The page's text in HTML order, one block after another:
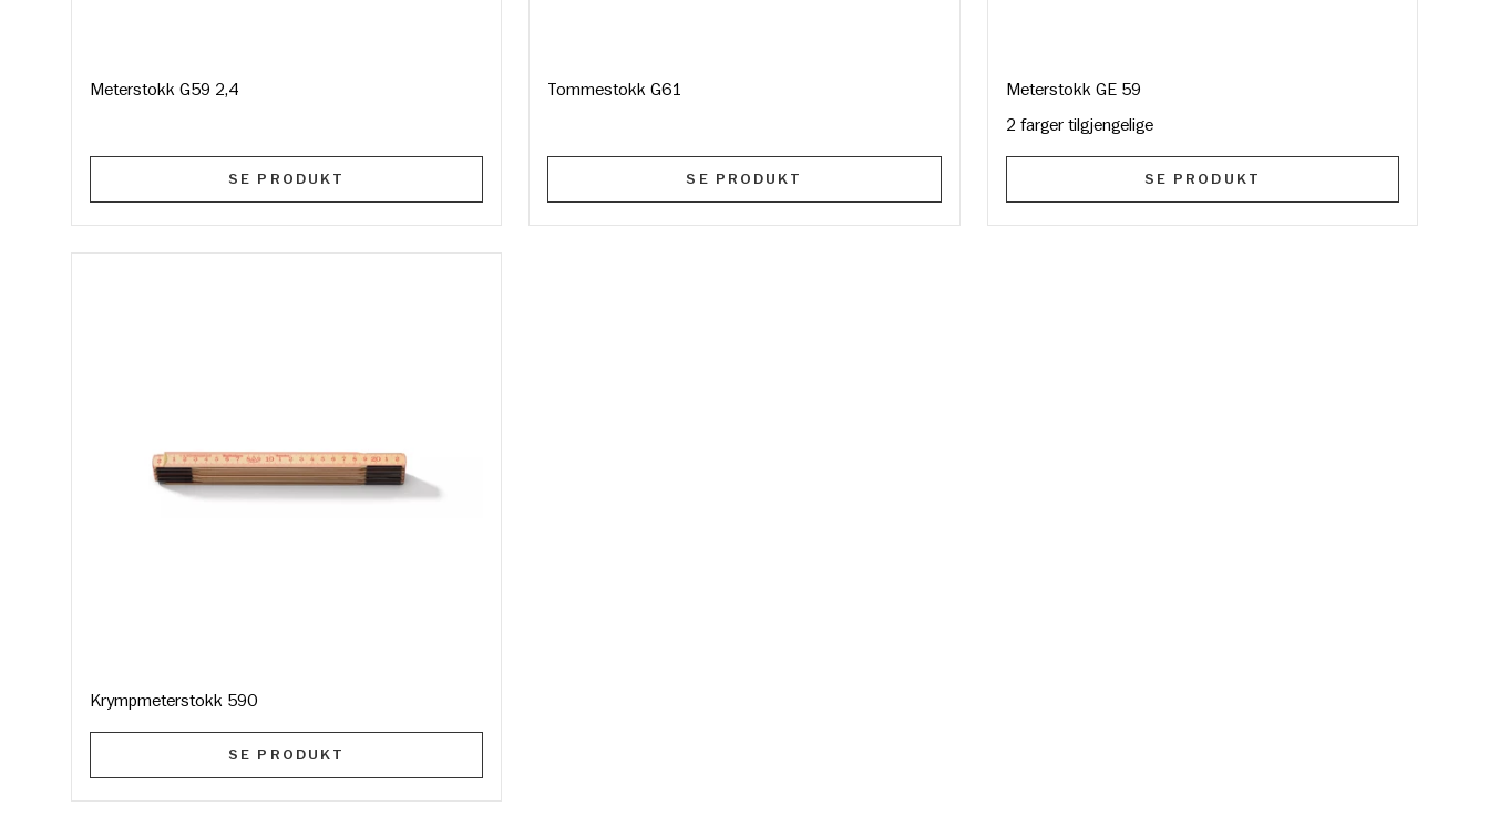
Meterstokk G59 2,4
SE PRODUKT
Tommestokk G61
SE PRODUKT
Meterstokk GE 59
2 farger tilgjengelige
SE PRODUKT
Krympmeterstokk 590
SE PRODUKT